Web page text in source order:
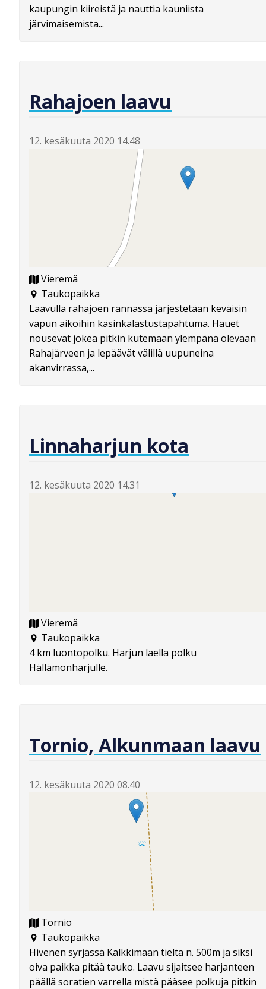
kaupungin kiireistä ja nauttia kauniista
järvimaisemista...
Rahajoen laavu
12. kesäkuuta 2020 14.48
Vieremä
Taukopaikka
Laavulla rahajoen rannassa järjestetään keväisin
vapun aikoihin käsinkalastustapahtuma. Hauet
nousevat jokea pitkin kutemaan ylempänä olevaan
Rahajärveen ja lepäävät välillä uupuneina
akanvirrassa,...
Linnaharjun kota
12. kesäkuuta 2020 14.31
Vieremä
Taukopaikka
4 km luontopolku. Harjun laella polku
Hällämönharjulle.
Tornio, Alkunmaan laavu
12. kesäkuuta 2020 08.40
Tornio
Taukopaikka
Hivenen syrjässä Kalkkimaan tieltä n. 500m ja siksi
oiva paikka pitää tauko. Laavu sijaitsee harjanteen
päällä soratien varrella mistä pääsee polkuja pitkin